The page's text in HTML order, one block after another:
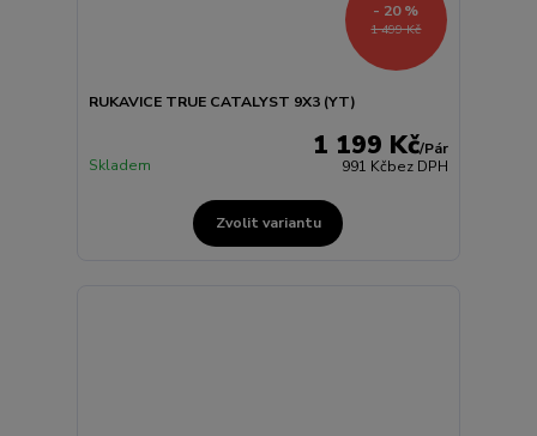
1 499 Kč
- 20 %
RUKAVICE TRUE CATALYST 9X3 (YT)
1 199 Kč/Pár
991 Kčbez DPH
Skladem
Zvolit variantu